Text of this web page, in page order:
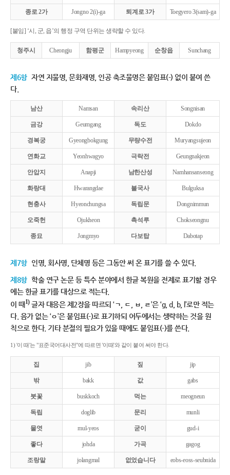
종로 2가 Jongno 2(i)-ga 퇴계로 3가 Toegyero 3(sam)-ga
[붙임] ‘시, 군, 읍’의 행정 구역 단위는 생략할 수 있다.
청주시 Cheongju 함평군 Hampyeong 순창읍 Sunchang
제6항 자연 지물명, 문화재명, 인공 축조물명은 붙임표(-) 없이 붙여 쓴
다.
남산 Namsan 속리산 Songnisan
금강 Geumgang 독도 Dokdo
경복궁 Gyeongbokgung 무량수전 Muryangsujeon
연화교 Yeonhwagyo 극락전 Geungnakjeon
안압지 Anapji 남한산성 Namhansanseong
화랑대 Hwarangdae 불국사 Bulguksa
현충사 Hyeonchungsa 독립문 Dongnimmun
오죽헌 Ojukheon 촉석루 Chokseongnu
종묘 Jongmyo 다보탑 Dabotap
제7항 인명, 회사명, 단체명 등은 그동안 써 온 표기를 쓸 수 있다.
제8항 학술 연구 논문 등 특수 분야에서 한글 복원을 전제로 표기할 경우
에는 한글 표기를 대상으로 적는다.
이 때1)글자 대응은 제2장을 따르되 ‘ㄱ, ㄷ, ㅂ, ㄹ’은 ‘g, d, b, l’로만 적는
다. 음가 없는 ‘ㅇ’은 붙임표(-)로 표기하되 어두에서는 생략하는 것을 원
칙으로 한다. 기타 분절의 필요가 있을 때에도 붙임표(-)를 쓴다.
1) '이 때'는 "표준국어대사전"에 따르면 '이때'와 같이 붙여 써야 한다.
집 jib 짚 jip
밖 bakk 값 gabs
붓꽃 buskkoch 먹는 meogneun
독립 doglib 문리 munli
물엿 mul-yeos 굳이 gud-i
좋다 johda 가곡 gagog
조랑말 jolangmal 없었습니다 eobs-eoss-seubnida